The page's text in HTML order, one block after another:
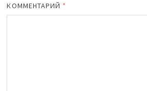
КОММЕНТАРИЙ *